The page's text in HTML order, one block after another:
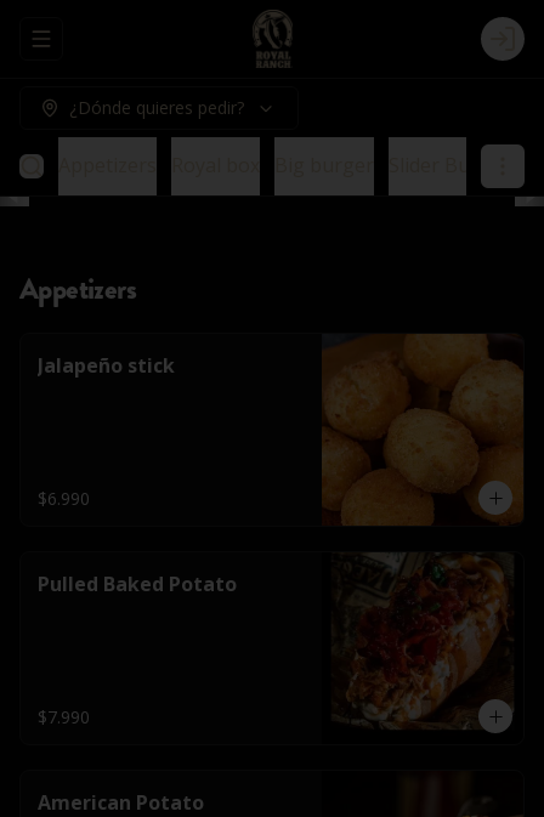
Abrir menu de navegación Login
¿Dónde quieres pedir?
Appetizers
Jalapeño stick
$6.990
Pulled Baked Potato
$7.990
American Potato